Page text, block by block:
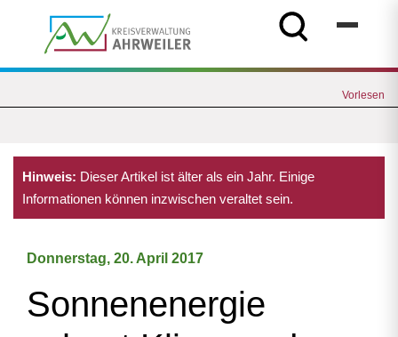
Vorlesen
Hinweis: Dieser Artikel ist älter als ein Jahr. Einige
Informationen können inzwischen veraltet sein.
Donnerstag, 20. April 2017
Sonnenenergie